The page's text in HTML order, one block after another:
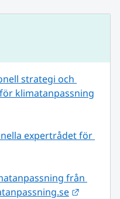
strategi och
klimatanpassning
expertrådet för
från